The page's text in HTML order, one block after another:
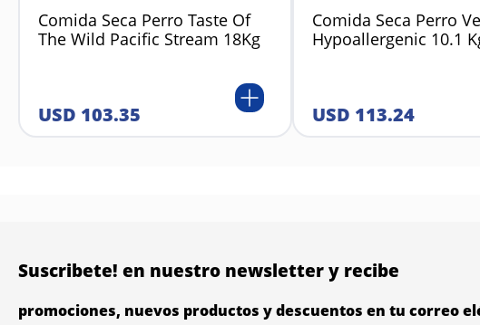
Comida Seca Perro Taste Of
The Wild Pacific Stream 18Kg
USD 103.35
Comida Seca Perro
Hypoallergenic 10.1
USD 113.24
Suscribete! en nuestro newsletter y recibe
promociones, nuevos productos y descuentos en tu correo